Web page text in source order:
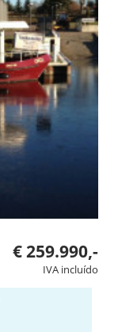
€ 259.990,-
IVA incluído